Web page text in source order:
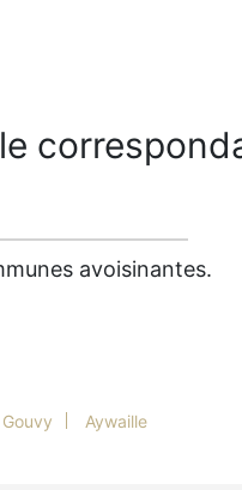
avoisinantes.
Gouvy Aywaille